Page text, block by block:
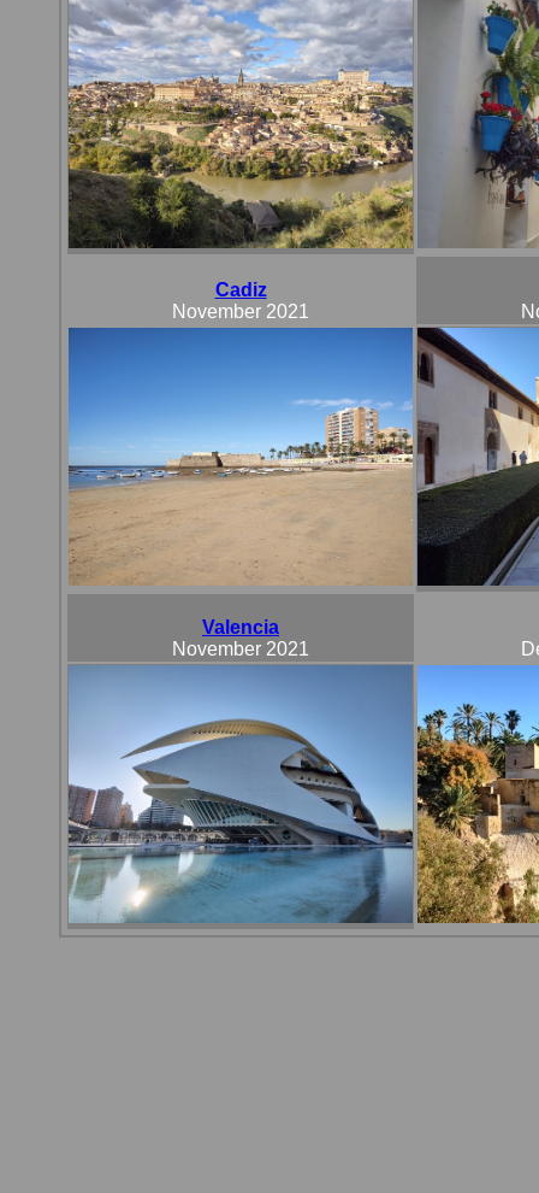
Cadiz
November 2021
Valencia
November 2021